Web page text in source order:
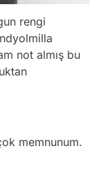
rengi
not almış bu
memnunum.